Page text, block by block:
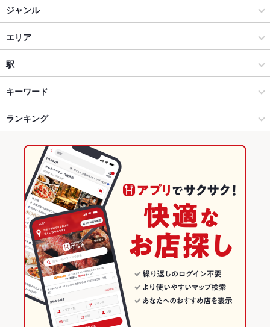
味のとんかつ 百亭
信州名物 旬宴酒場 海せん山せん 長野
ジャンル
居酒屋
洋・和洋・各国料理・その他
松本市 × 居酒屋
松本市 × 洋・和洋・各国料理・その他
松本駅 × 居酒屋
松本駅 × 洋・和洋・各国料理・その他
ステーキ・ハンバーグ
松本市 × 洋食
松本市 × ステーキ・ハンバーグ
松本駅 × 洋食
エリア
松本駅
松本駅 × 居酒屋
松本駅 × 洋・和洋・各国料理・その他
松本駅 × 洋食
松本駅 × ステーキ・ハンバーグ
長野 × 居酒屋
長野 × 洋・和洋・各国料理・その他
長野 × 洋食
長野 × ステーキ・ハンバーグ
駅
松本駅
キーワード
からあげ
ラムチョップ ケーキ フレンチトースト
チーズケーキ 馬肉
ランキング
長野のグルメランキング
長野の居酒屋ランキング
松本市のグルメランキング
松本市の居酒屋ランキング
松本駅のグルメランキング
松本駅の居酒屋ランキング